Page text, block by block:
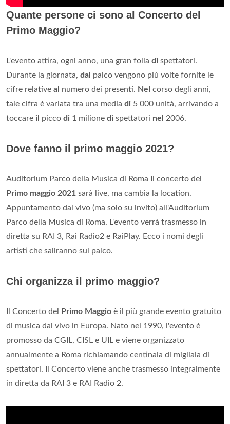
Quante persone ci sono al Concerto del
Primo Maggio?
L'evento attira, ogni anno, una gran folla di spettatori.
Durante la giornata, dal palco vengono più volte fornite le
cifre relative al numero dei presenti. Nel corso degli anni,
tale cifra è variata tra una media di 5 000 unità, arrivando a
toccare il picco di 1 milione di spettatori nel 2006.
Dove fanno il primo maggio 2021?
Auditorium Parco della Musica di Roma Il concerto del
Primo maggio 2021 sarà live, ma cambia la location.
Appuntamento dal vivo (ma solo su invito) all'Auditorium
Parco della Musica di Roma. L'evento verrà trasmesso in
diretta su RAI 3, Rai Radio2 e RaiPlay. Ecco i nomi degli
artisti che saliranno sul palco.
Chi organizza il primo maggio?
Il Concerto del Primo Maggio è il più grande evento gratuito
di musica dal vivo in Europa. Nato nel 1990, l'evento è
promosso da CGIL, CISL e UIL e viene organizzato
annualmente a Roma richiamando centinaia di migliaia di
spettatori. Il Concerto viene anche trasmesso integralmente
in diretta da RAI 3 e RAI Radio 2.